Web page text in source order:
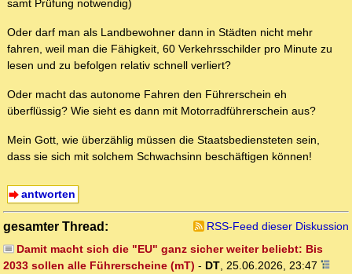
samt Prüfung notwendig)
Oder darf man als Landbewohner dann in Städten nicht mehr
fahren, weil man die Fähigkeit, 60 Verkehrsschilder pro Minute zu
lesen und zu befolgen relativ schnell verliert?
Oder macht das autonome Fahren den Führerschein eh
überflüssig? Wie sieht es dann mit Motorradführerschein aus?
Mein Gott, wie überzählig müssen die Staatsbediensteten sein,
dass sie sich mit solchem Schwachsinn beschäftigen können!
antworten
gesamter Thread:
RSS-Feed dieser Diskussion
Damit macht sich die "EU" ganz sicher weiter beliebt: Bis
2033 sollen alle Führerscheine (mT) - DT, 25.06.2026, 23:47